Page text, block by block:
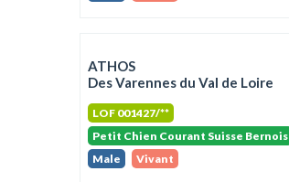
ATHOS
Des Varennes du Val de Loire
LOF 001427/**
Petit Chien Courant Suisse Bernois
Male
Vivant